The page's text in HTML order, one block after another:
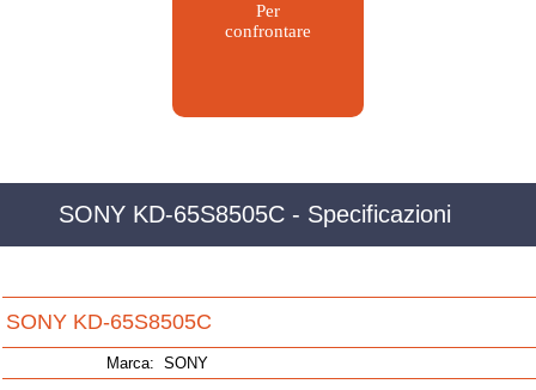
Per
confrontare
SONY KD-65S8505C - Specificazioni
SONY KD-65S8505C
Marca: SONY